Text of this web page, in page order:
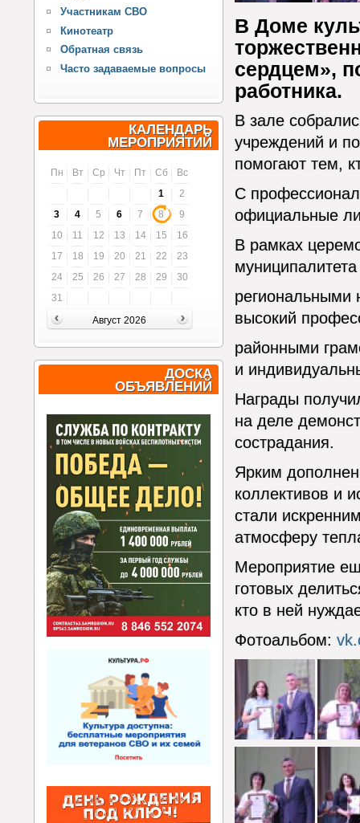
Участникам СВО
Кинотеатр
Обратная связь
Часто задаваемые вопросы
КАЛЕНДАРЬ
МЕРОПРИЯТИЙ
Пн Вт Ср Чт Пт Сб
Вс
1
2
3
4 5 6 7 8
9
10
11 12 13 14 15
16
17
18 19 20 21 22
23
24
25 26 27 28 29
30
31
Август 2026
ДОСКА
ОБЪЯВЛЕНИЙ
В Доме
сердцем»,
работника.
В зале
учреждений и
помогают тем,
С
официальные
В рамках
региональными
высокий
районными
и
Награды
на деле
сострадания.
Ярким
коллективов и
стали
атмосферу
Мероприятие
готовых
кто в ней
Фотоальбом: